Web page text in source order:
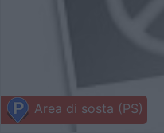
Area di sosta (PS)